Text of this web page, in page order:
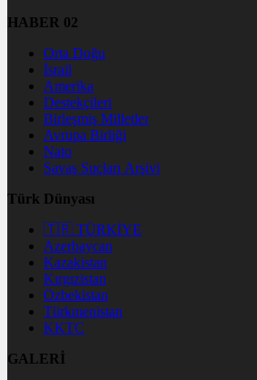
HABER 02
Orta Doğu
İsrail
Amerika
Destekçileri
Birleşmiş Milletler
Avrupa Birliği
Nato
Savaş Suçları Arşivi
Türk Dünyası
🇹🇷 TÜRKİYE
Azerbaycan
Kazakistan
Kırgızistan
Özbekistan
Türkmenistan
KKTC
GALERİ